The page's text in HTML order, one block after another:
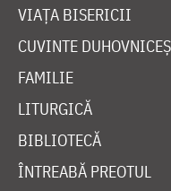
VIAȚA BISERICII
CUVINTE
FAMILIE
LITURGICĂ
BIBLIOTECĂ
ÎNTREABĂ PREOTUL